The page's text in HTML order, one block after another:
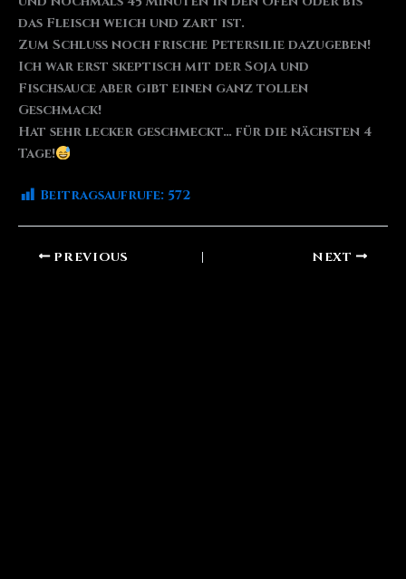
das Fleisch weich und zart ist.
Zum Schluss noch frische Petersilie dazugeben!
Ich war erst skeptisch mit der Soja und
Fischsauce aber gibt einen ganz tollen
Geschmack!
Hat sehr lecker geschmeckt… für die nächsten 4
Tage!
Beitragsaufrufe: 572
PREVIOUS NEXT